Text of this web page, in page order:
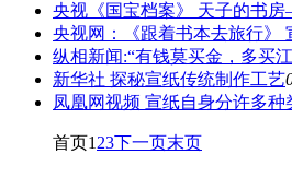
央视《国宝档案》 天子的书
央视网：《跟着书本去旅行》
纵相新闻:“有钱莫买金，多买
新华社 探秘宣纸传统制作工艺
凤凰网视频 宣纸自身分许多种
首页1 23下一页末页